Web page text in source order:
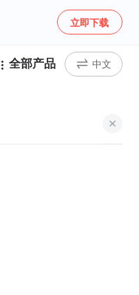
立即下载
全部产品 中文